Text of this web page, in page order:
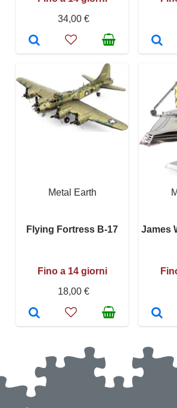
34,00 €
Metal Earth
Flying Fortress B-17
Fino a 14 giorni
18,00 €
James